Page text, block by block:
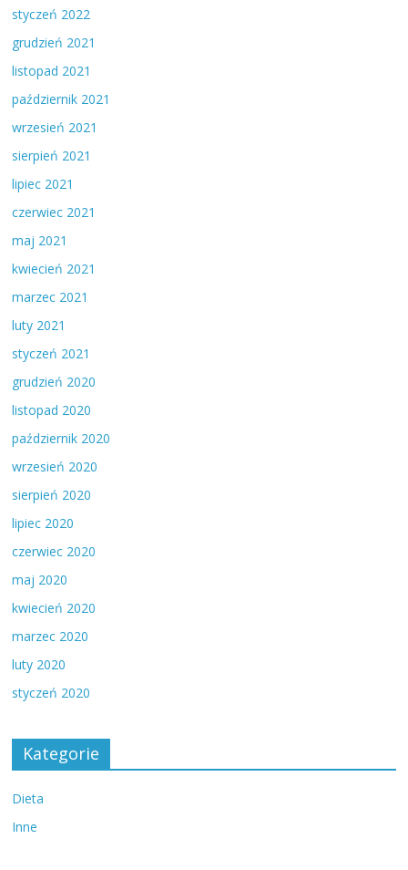
styczeń 2022
grudzień 2021
listopad 2021
październik 2021
wrzesień 2021
sierpień 2021
lipiec 2021
czerwiec 2021
maj 2021
kwiecień 2021
marzec 2021
luty 2021
styczeń 2021
grudzień 2020
listopad 2020
październik 2020
wrzesień 2020
sierpień 2020
lipiec 2020
czerwiec 2020
maj 2020
kwiecień 2020
marzec 2020
luty 2020
styczeń 2020
Kategorie
Dieta
Inne